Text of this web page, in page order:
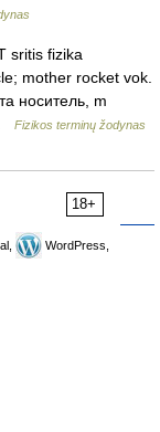
sritis fizika
mother rocket vok.
носитель, m
Fizikos terminų žodynas
18+
WordPress,